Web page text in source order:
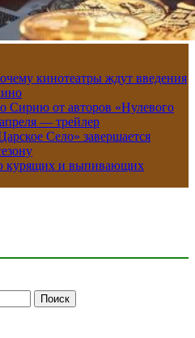
кинотеатры ждут введения
Сирию от авторов «Нулевого
— трейлер
Село» завершается
курящих и выпивающих